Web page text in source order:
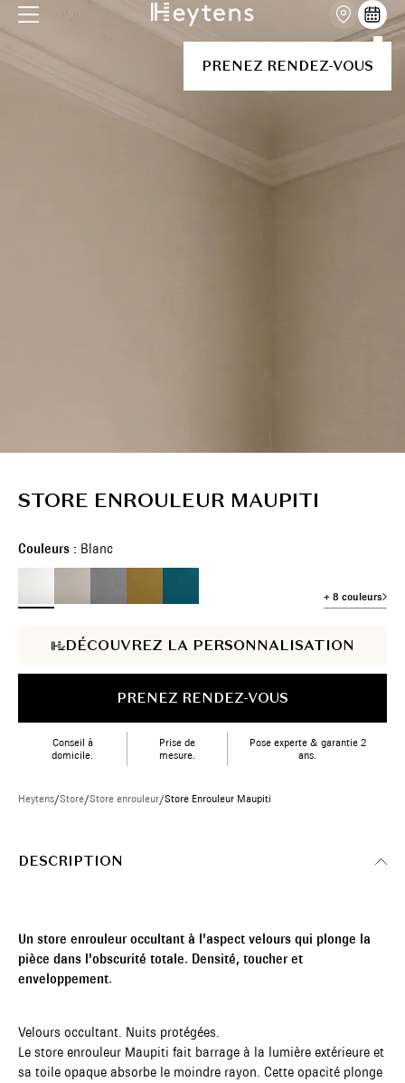
PRENEZ RENDEZ-VOUS
STORE ENROULEUR MAUPITI
Couleurs : Blanc
+ 8 couleurs
DÉCOUVREZ LA PERSONNALISATION
PRENEZ RENDEZ-VOUS
Conseil à
domicile.
Prise de
mesure.
Pose experte & garantie 2
ans.
Heytens/Store/Store enrouleur/Store Enrouleur Maupiti
DESCRIPTION
Un store enrouleur occultant à l'aspect velours qui plonge la
pièce dans l'obscurité totale. Densité, toucher et
enveloppement.
Velours occultant. Nuits protégées.
Le store enrouleur Maupiti fait barrage à la lumière extérieure et
sa toile opaque absorbe le moindre rayon. Cette opacité plonge